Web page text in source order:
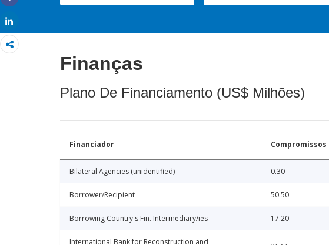
Share
Finanças
Plano De Financiamento (US$ Milhões)
Financiador Compromissos
Bilateral Agencies (unidentified) 0.30
Borrower/Recipient 50.50
Borrowing Country's Fin. Intermediary/ies 17.20
International Bank for Reconstruction and